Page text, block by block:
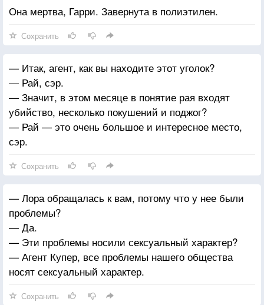
Она мертва, Гарри. Завернута в полиэтилен.
Сохранить
— Итак, агент, как вы находите этот уголок?
— Рай, сэр.
— Значит, в этом месяце в понятие рая входят
убийство, несколько покушений и поджог?
— Рай — это очень большое и интересное место,
сэр.
Сохранить
— Лора обращалась к вам, потому что у нее были
проблемы?
— Да.
— Эти проблемы носили сексуальный характер?
— Агент Купер, все проблемы нашего общества
носят сексуальный характер.
Сохранить